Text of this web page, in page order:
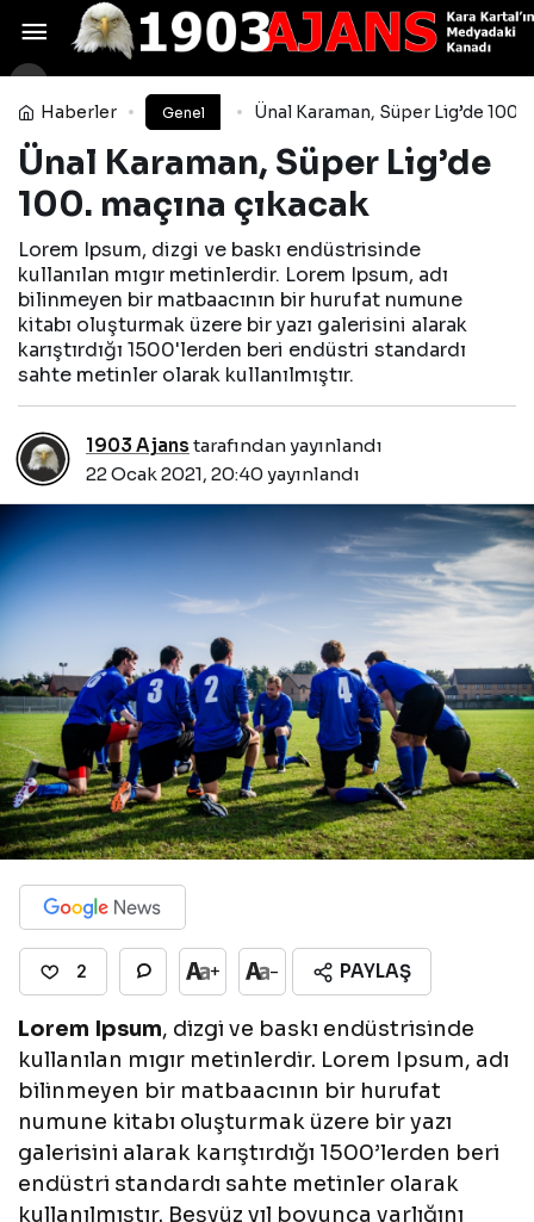
Haberler Genel Ünal Karaman, Süper Lig’de 100.
Ünal Karaman, Süper Lig’de
100. maçına çıkacak
Lorem Ipsum, dizgi ve baskı endüstrisinde
kullanılan mıgır metinlerdir. Lorem Ipsum, adı
bilinmeyen bir matbaacının bir hurufat numune
kitabı oluşturmak üzere bir yazı galerisini alarak
karıştırdığı 1500'lerden beri endüstri standardı
sahte metinler olarak kullanılmıştır.
1903 Ajans tarafından yayınlandı
22 Ocak 2021, 20:40yayınlandı
2 + - PAYLAŞ
Lorem Ipsum, dizgi ve baskı endüstrisinde
kullanılan mıgır metinlerdir. Lorem Ipsum, adı
bilinmeyen bir matbaacının bir hurufat
numune kitabı oluşturmak üzere bir yazı
galerisini alarak karıştırdığı 1500’lerden beri
endüstri standardı sahte metinler olarak
kullanılmıştır. Beşyüz yıl boyunca varlığını
Arnautovic, Çin’den sonra
tekrar Avrupa’ya dönüyor
Yorum Yap